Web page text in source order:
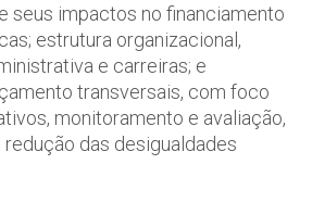
seus impactos no financiamento
estrutura organizacional,
e carreiras; e
transversais, com foco
monitoramento e avaliação,
das desigualdades